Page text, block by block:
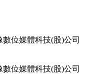
數位媒體科技(股)公司
數位媒體科技(股)公司